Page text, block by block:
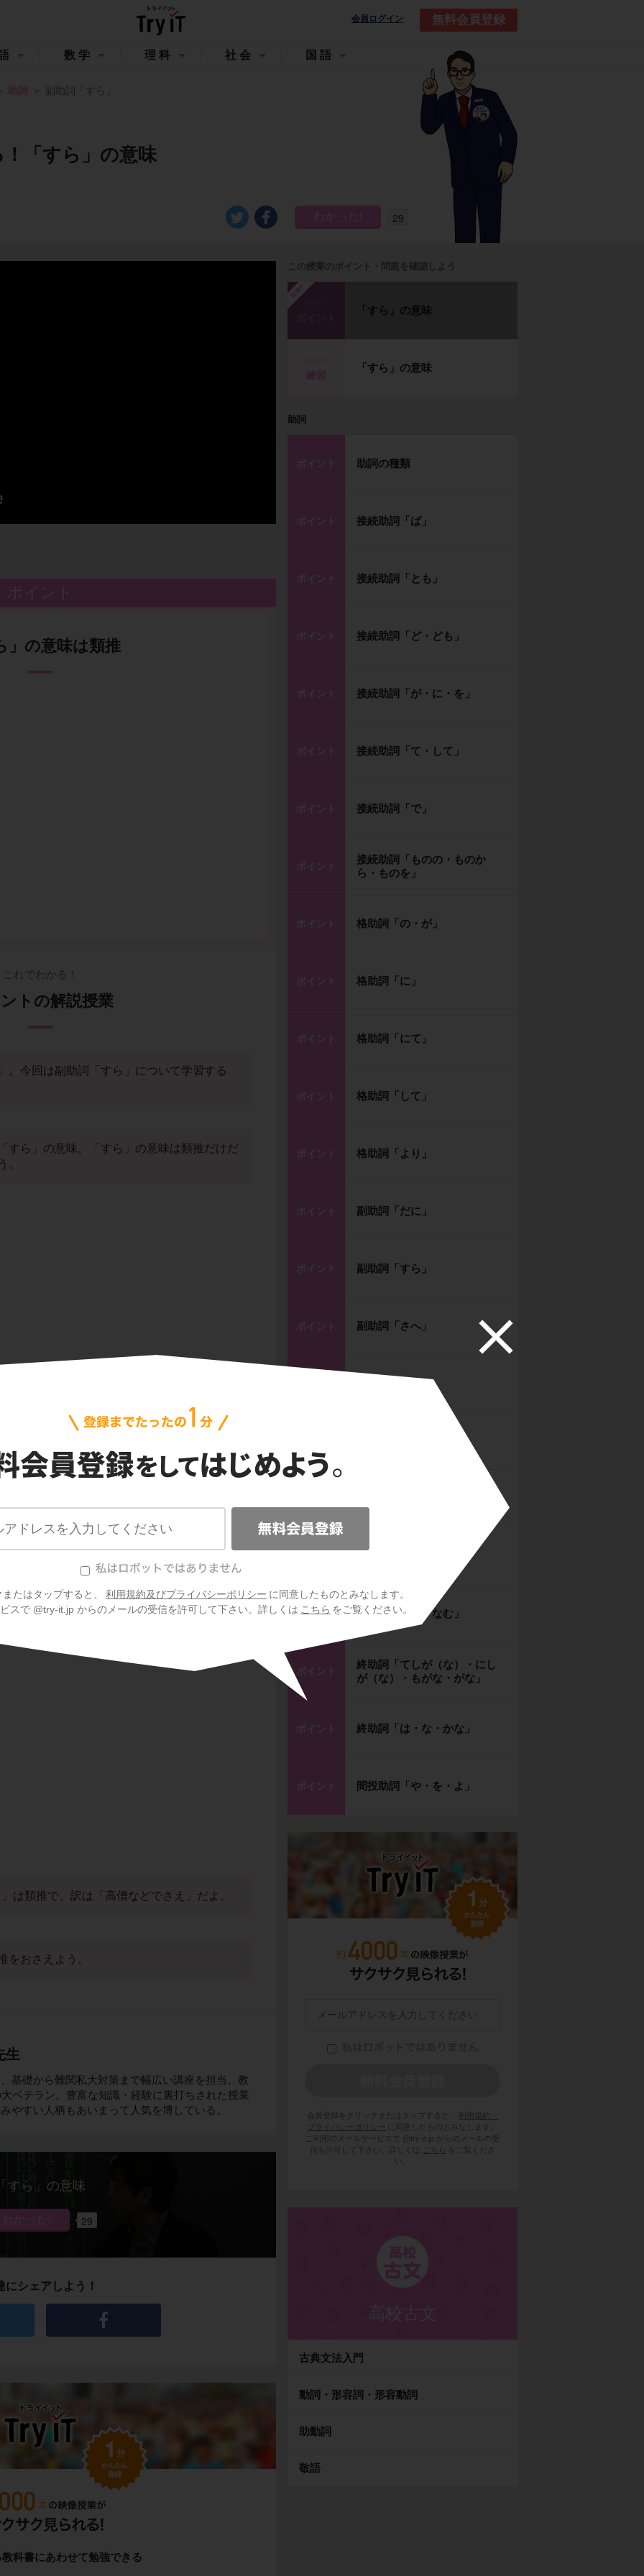
会員ログイン 無料会員登録
たはタップすると、 利用規約及びプライバシーポリシー に同意したものとみなします。
スで @try-it.jp からのメールの受信を許可して下さい。詳しくは こちら をご覧ください。
数学 理科 社会 国語
助詞 副助詞「すら」
「すら」の意味
29
ポイント
」の意味は類推
これでわかる！
トの解説授業
。今回は副助詞「すら」について学習する
すら」の意味。「すら」の意味は類推だけだ
。
など」＋「すら」の形で、訳は
いられ、平安時代には和歌で多く用いられる
」は類推で、訳は「高僧などでさえ」だよ。
をおさえよう。
生
基礎から難関私大対策まで幅広い講座を担当。教
ベテラン。豊富な知識・経験に裏打ちされた授業
やすい人柄もあいまって人気を博している。
すら」の意味
29
にシェアしよう！
科書にあわせて勉強できる
この授業のポイント・問題を確認しよう
勉強中
「すら」の意味
「すら」の意味
助詞
ポイント 助詞の種類
ポイント 接続助詞「ば」
ポイント 接続助詞「とも」
ポイント 接続助詞「ど・ども」
ポイント 接続助詞「が・に・を」
ポイント 接続助詞「て・して」
ポイント 接続助詞「で」
ポイント
接続助詞「ものの・ものか
ら・ものを」
ポイント 格助詞「の・が」
ポイント 格助詞「に」
ポイント 格助詞「にて」
ポイント 格助詞「して」
ポイント 格助詞「より」
ポイント 副助詞「だに」
ポイント 副助詞「すら」
ポイント 副助詞「さへ」
副助詞「のみ」
ポイント 終助詞「ばや・なむ」
ポイント
終助詞「てしが（な）・にし
が（な）・もがな・がな」
ポイント 終助詞「は・な・かな」
ポイント 間投助詞「や・を・よ」
会員登録をクリックまたはタップすると、
利用規約・
プライバシーポリシー
に同意したものとみなします。
ご利用のメールサービスで @try-it.jp からのメールの受
信を許可して下さい。詳しくは
こちら
をご覧くださ
い。
高校古文
古典文法入門
動詞・形容詞・形容動詞
助動詞
敬語